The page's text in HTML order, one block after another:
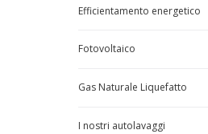
Efficientamento energetico
Fotovoltaico
Gas Naturale Liquefatto
I nostri autolavaggi